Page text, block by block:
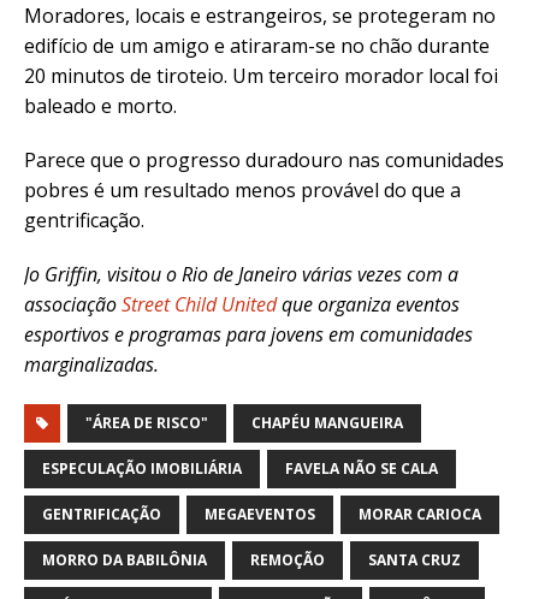
Moradores, locais e estrangeiros, se protegeram no
edifício de um amigo e atiraram-se no chão durante
20 minutos de tiroteio. Um terceiro morador local foi
baleado e morto.
Parece que o progresso duradouro nas comunidades
pobres é um resultado menos provável do que a
gentrificação.
Jo Griffin, visitou o Rio de Janeiro várias vezes com a
associaçãoStreet Child Unitedque organiza eventos
esportivos e programas para jovens em comunidades
marginalizadas.
"ÁREA DE RISCO" CHAPÉU MANGUEIRA
ESPECULAÇÃO IMOBILIÁRIA FAVELA NÃO SE CALA
GENTRIFICAÇÃO MEGAEVENTOS MORAR CARIOCA
MORRO DA BABILÔNIA REMOÇÃO SANTA CRUZ